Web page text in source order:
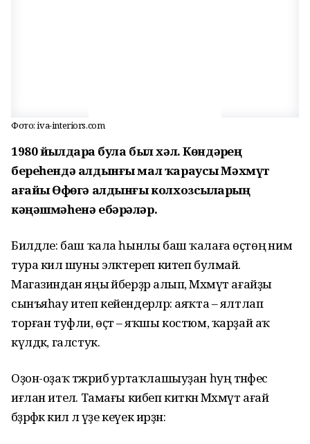
Фото: iva-interiors.com
1980 йылдарҙа була был хәл. Көндәрҙең
береһендә алдынғы мал ҡараусы Мәхмүт
ағайҙы Өфөгә алдынғы колхозсыларҙың
кәңәшмәһенә ебәрәләр.
Билдәле: баш ҡала һынлы баш ҡалаға өҫтөңә нимә
тура килә шуны эләктереп китеп булмай.
Магазиндан яңы әйберҙәр алып, Мәхмүт ағайҙы
сынъяһау итеп кейендерәләр: аяҡта – ялтлап
торған туфли, өҫтә – яҡшы костюм, ҡарҙай аҡ
күлдәк, галстук.
Оҙон-оҙаҡ тәжрибә уртаҡлашыуҙан һуң тәнәфес
иғлан ителә. Тамағы кибеп киткән Мәхмүт ағай
бәҙрәфкә килә лә үҙе кеүек ирҙән: